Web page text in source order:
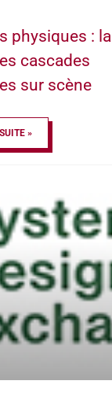
physiques : la
cascades
sur scène
»